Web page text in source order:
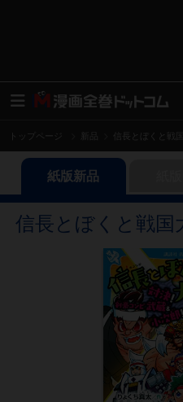
トップページ 信長とぼくと戦
紙版新品
信長とぼくと戦国